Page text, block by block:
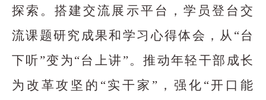
探索。搭建交流展示平台，学员登台交
流课题研究成果和学习心得体会，从“台
下听”变为“台上讲”。推动年轻干部成长
为改革攻坚的“实干家”，强化“开口能